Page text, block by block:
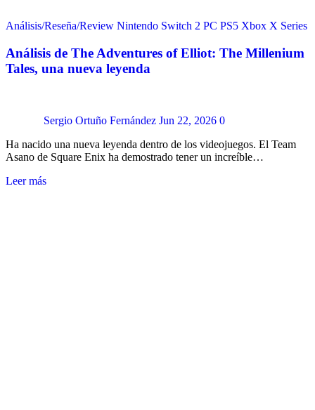
Análisis/Reseña/Review Nintendo Switch 2 PC PS5 Xbox X Series
Análisis de The Adventures of Elliot: The Millenium
Tales, una nueva leyenda
Sergio Ortuño Fernández Jun 22, 2026 0
Ha nacido una nueva leyenda dentro de los videojuegos. El Team
Asano de Square Enix ha demostrado tener un increíble…
Leer más